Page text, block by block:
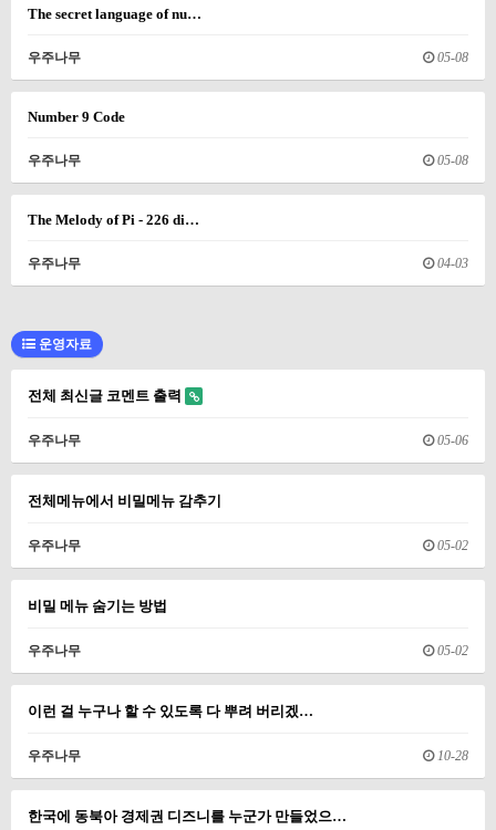
The secret language of nu…
우주나무 05-08
Number 9 Code
우주나무 05-08
The Melody of Pi - 226 di…
우주나무 04-03
운영자료
전체 최신글 코멘트 출력
우주나무 05-06
전체메뉴에서 비밀메뉴 감추기
우주나무 05-02
비밀 메뉴 숨기는 방법
우주나무 05-02
이런 걸 누구나 할 수 있도록 다 뿌려 버리겠…
우주나무 10-28
한국에 동북아 경제권 디즈니를 누군가 만들었으…